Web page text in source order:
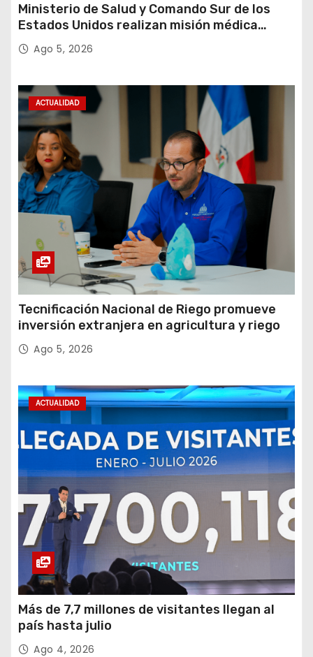
Ministerio de Salud y Comando Sur de los
Estados Unidos realizan misión médica
Amistad 2026 en La Vega
Ago 5, 2026
ACTUALIDAD
Tecnificación Nacional de Riego promueve
inversión extranjera en agricultura y riego
Ago 5, 2026
ACTUALIDAD
Más de 7,7 millones de visitantes llegan al
país hasta julio
Ago 4, 2026